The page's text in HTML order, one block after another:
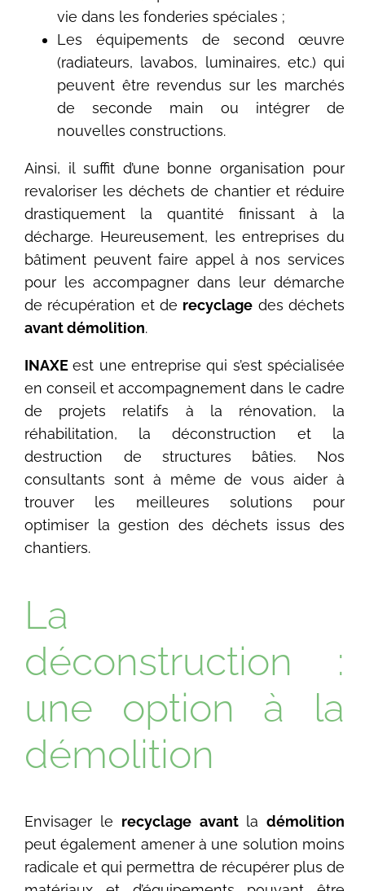
vie dans les fonderies spéciales ;
Les équipements de second œuvre
(radiateurs, lavabos, luminaires, etc.) qui
peuvent être revendus sur les marchés
de seconde main ou intégrer de
nouvelles constructions.
Ainsi, il suffit d’une bonne organisation pour
revaloriser les déchets de chantier et réduire
drastiquement la quantité finissant à la
décharge. Heureusement, les entreprises du
bâtiment peuvent faire appel à nos services
pour les accompagner dans leur démarche
de récupération et de recyclage des déchets
avant démolition.
INAXEest une entreprise qui s’est spécialisée
en conseil et accompagnement dans le cadre
de projets relatifs à la rénovation, la
réhabilitation, la déconstruction et la
destruction de structures bâties. Nos
consultants sont à même de vous aider à
trouver les meilleures solutions pour
optimiser la gestion des déchets issus des
chantiers.
La
déconstruction :
une option à la
démolition
Envisager le recyclage avant ladémolition
peut également amener à une solution moins
radicale et qui permettra de récupérer plus de